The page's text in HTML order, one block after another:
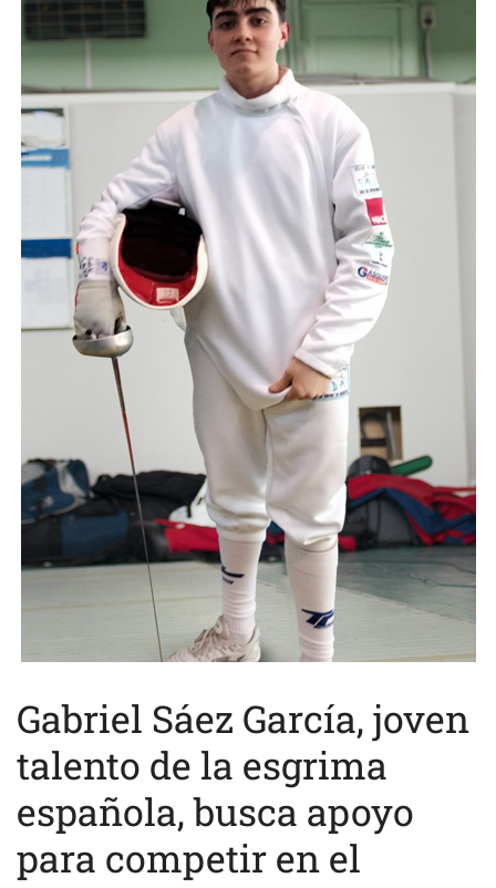
Gabriel Sáez García, joven
talento de la esgrima
española, busca apoyo
para competir en el